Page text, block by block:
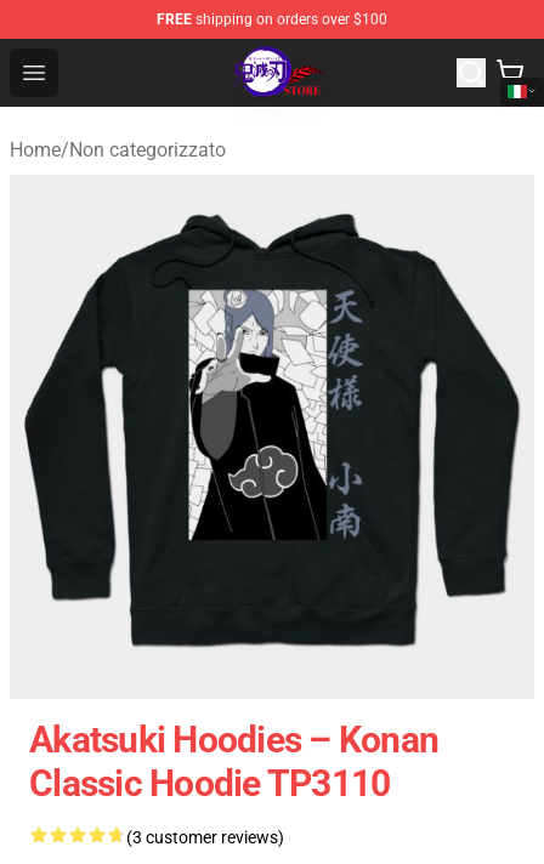
FREE shipping on orders over $100
Open menu
Kimetsu no Yaiba Store - Official Kimetsu no Yaiba
Home/Non categorizzato
Akatsuki Hoodies – Konan
Classic Hoodie TP3110
(3 customer reviews)